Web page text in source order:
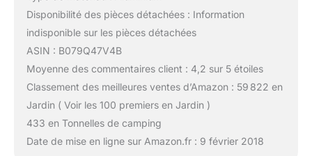
Disponibilité des pièces détachées : Information
indisponible sur les pièces détachées
ASIN : B079Q47V4B
Moyenne des commentaires client : 4,2 sur 5 étoiles
Classement des meilleures ventes d’Amazon : 59 822 en
Jardin ( Voir les 100 premiers en Jardin )
433 en Tonnelles de camping
Date de mise en ligne sur Amazon.fr : 9 février 2018